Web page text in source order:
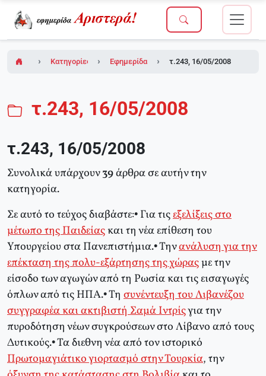
Κατηγορίες Εφημερίδα Αριστερά!τ.243, 16/05/2008
τ.243, 16/05/2008
τ.243, 16/05/2008
Συνολικά υπάρχουν39άρθρα σε αυτήν την
κατηγορία.
Σε αυτό το τεύχος διαβάστε:• Για τιςεξελίξεις στο
μέτωπο της Παιδείαςκαι τη νέα επίθεση του
Υπουργείου στα Πανεπιστήμια.• Τηνανάλυση για την
επέκταση της πολυ-εξάρτησης της χώραςμε την
είσοδο των αγωγών από τη Ρωσία και τις εισαγωγές
όπλων από τις ΗΠΑ.• Τη συνέντευξη του Λιβανέζου
συγγραφέα και ακτιβιστή Σαμά Ιντρίςγια την
πυροδότηση νέων συγκρούσεων στο Λίβανο από τους
Δυτικούς.• Τα διεθνη νέα από τον ιστορικό
Πρωτομαγιάτικο γιορτασμό στην Τουρκία, την